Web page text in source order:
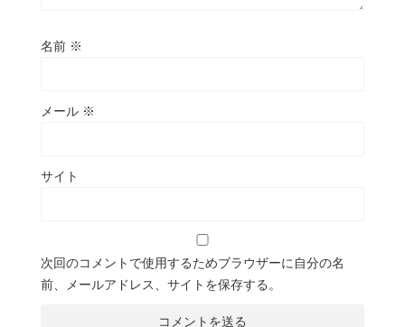
名前 ※
メール ※
サイト
次回のコメントで使用するためブラウザーに自分の名
前、メールアドレス、サイトを保存する。